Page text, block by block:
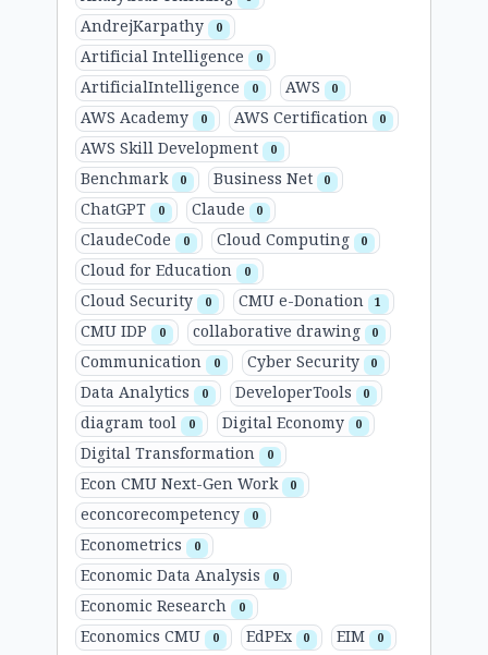
AndrejKarpathy 0
Artificial Intelligence 0
ArtificialIntelligence 0 AWS 0
AWS Academy 0 AWS Certification 0
AWS Skill Development 0
Benchmark 0 Business Net 0
ChatGPT 0 Claude 0
ClaudeCode 0 Cloud Computing 0
Cloud for Education 0
Cloud Security 0 CMU e-Donation 1
CMU IDP 0 collaborative drawing 0
Communication 0 Cyber Security 0
Data Analytics 0 DeveloperTools 0
diagram tool 0 Digital Economy 0
Digital Transformation 0
Econ CMU Next-Gen Work 0
econcorecompetency 0
Econometrics 0
Economic Data Analysis 0
Economic Research 0
Economics CMU 0 EdPEx 0 EIM 0